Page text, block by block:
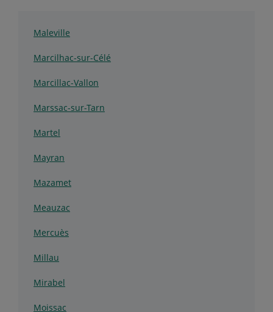
Maleville
Marcilhac-sur-Célé
Marcillac-Vallon
Marssac-sur-Tarn
Martel
Mayran
Mazamet
Meauzac
Mercuès
Millau
Mirabel
Moissac